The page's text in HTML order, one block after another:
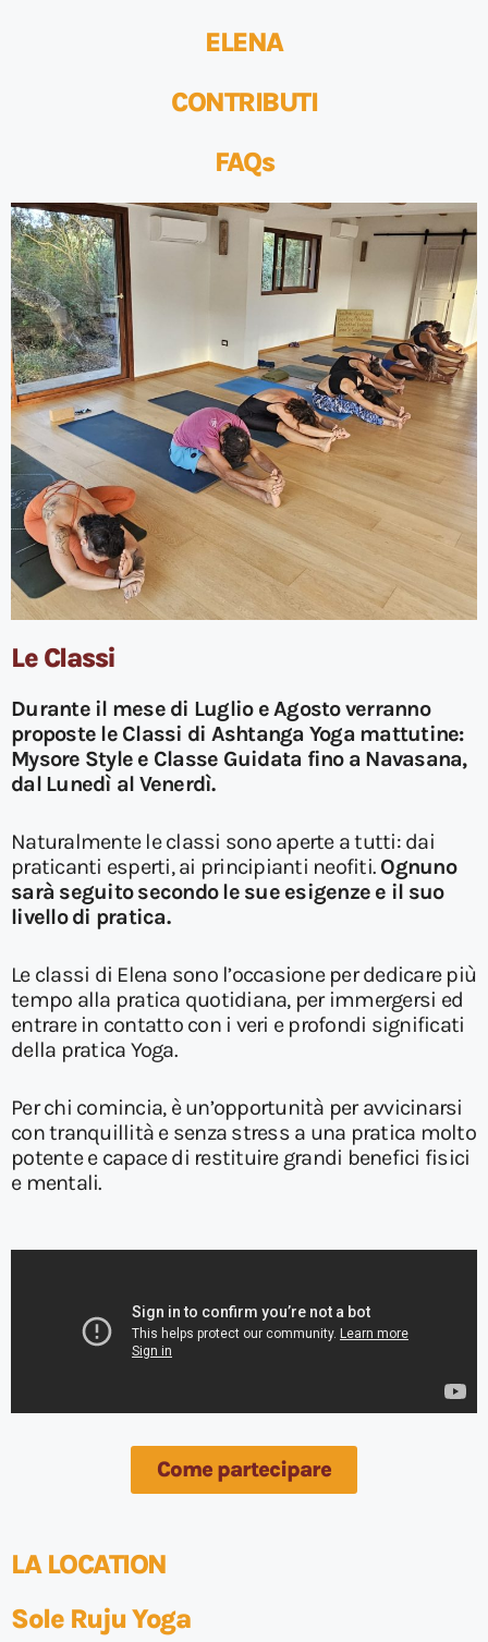
ELENA
CONTRIBUTI
FAQs
Le Classi
Durante il mese di Luglio e Agosto verranno
proposte le Classi di Ashtanga Yoga mattutine:
Mysore Style e Classe Guidata fino a Navasana,
dal Lunedì al Venerdì.
Naturalmente le classi sono aperte a tutti: dai
praticanti esperti, ai principianti neofiti. Ognuno
sarà seguito secondo le sue esigenze e il suo
livello di pratica.
Le classi di Elena sono l’occasione per dedicare più
tempo alla pratica quotidiana, per immergersi ed
entrare in contatto con i veri e profondi significati
della pratica Yoga.
Per chi comincia, è un’opportunità per avvicinarsi
con tranquillità e senza stress a una pratica molto
potente e capace di restituire grandi benefici fisici
e mentali.
Come partecipare
LA LOCATION
Sole Ruju Yoga